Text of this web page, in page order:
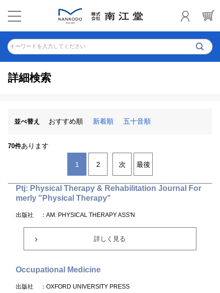
キーワードを入力してください
詳細検索
並べ替え おすすめ順 新着順 五十音順
70件あります
1 2 次 最後
Ptj: Physical Therapy & Rehabilitation Journal For
merly "Physical Therapy"
出版社 ：AM. PHYSICAL THERAPY ASS'N
詳しく見る
Occupational Medicine
出版社 ：OXFORD UNIVERSITY PRESS